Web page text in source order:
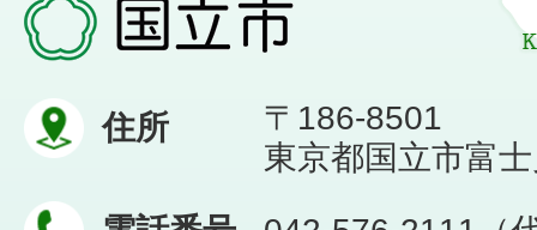
住所
〒186-8501
東京都国立市富